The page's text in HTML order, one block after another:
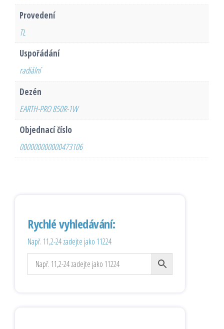
Provedení
TL
Uspořádání
radiální
Dezén
EARTH-PRO 850R-1W
Objednací číslo
000000000000473106
Rychlé vyhledávání:
Např. 11,2-24 zadejte jako 11224